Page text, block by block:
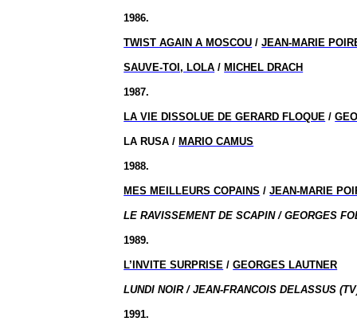
1986.
TWIST AGAIN A MOSCOU /JEAN-MARIE
SAUVE-TOI, LOLA / MICHEL DRACH
1987.
LA VIE DISSOLUE DE GERARD FLOQUE /
LA RUSA / MARIO CAMUS
1988.
MES MEILLEURS COPAINS /JEAN-MARIE
LE RAVISSEMENT DE SCAPIN / GEORGES
1989.
L’INVITE SURPRISE /GEORGES LAUTNER
LUNDI NOIR / JEAN-FRANCOIS DELASSUS
1991.